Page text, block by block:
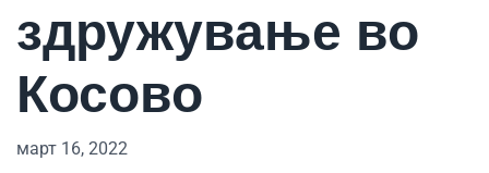
здружување во
Косово
март 16, 2022